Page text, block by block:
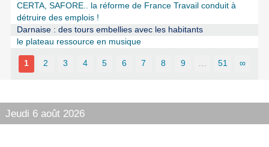
CERTA, SAFORE.. la réforme de France Travail conduit à
détruire des emplois !
Darnaise : des tours embellies avec les habitants
le plateau ressource en musique
1 2 3 4 5 6 7 8 9 … 51 ∞
Jeudi 6 août 2026